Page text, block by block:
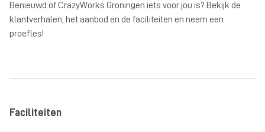
Benieuwd of CrazyWorks Groningen iets voor jou is? Bekijk de
klantverhalen, het aanbod en de faciliteiten en neem een
proefles!
Faciliteiten